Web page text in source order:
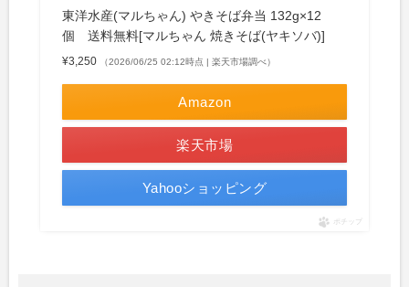
東洋水産(マルちゃん) やきそば弁当 132g×12
個 送料無料[マルちゃん 焼きそば(ヤキソバ)]
¥3,250 （2026/06/25 02:12時点 | 楽天市場調べ）
Amazon
楽天市場
Yahooショッピング
ポチップ